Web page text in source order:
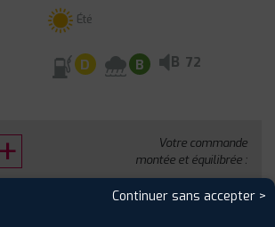
Été
D B B 72
Votre commande
montée et équilibrée :
316.80€TTC
Continuer sans accepter >